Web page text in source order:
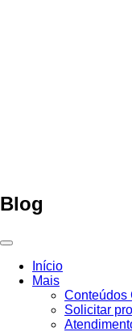
Blog
Início
Mais
Conteúdos
Solicitar